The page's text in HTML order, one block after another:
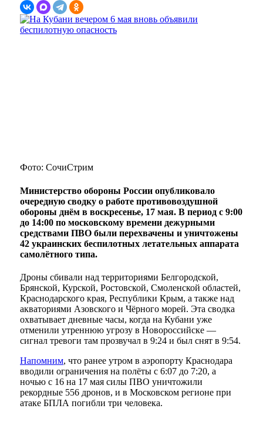
Фото: СочиСтрим
Министерство обороны России опубликовало
очередную сводку о работе противовоздушной
обороны днём в воскресенье, 17 мая. В период с 9:00
до 14:00 по московскому времени дежурными
средствами ПВО были перехвачены и уничтожены
42 украинских беспилотных летательных аппарата
самолётного типа.
Дроны сбивали над территориями Белгородской,
Брянской, Курской, Ростовской, Смоленской областей,
Краснодарского края, Республики Крым, а также над
акваториями Азовского и Чёрного морей. Эта сводка
охватывает дневные часы, когда на Кубани уже
отменили утреннюю угрозу в Новороссийске —
сигнал тревоги там прозвучал в 9:24 и был снят в 9:54.
Напомним, что ранее утром в аэропорту Краснодара
вводили ограничения на полёты с 6:07 до 7:20, а
ночью с 16 на 17 мая силы ПВО уничтожили
рекордные 556 дронов, и в Московском регионе при
атаке БПЛА погибли три человека.